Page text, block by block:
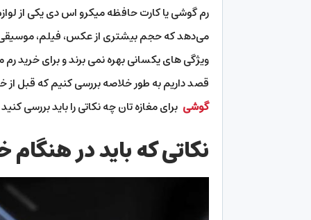
رم گوشی یا کارت حافظه میکرو اس دی یکی از
می‌دهد که حجم بیشتری از عکس، فیلم، موسیقی،
ویژگی های یکسانی بهره نمی برند و برای خرید
قصد داریم به طور خلاصه بررسی کنیم که قبل
گوشی برای مغازه تان چه نکاتی را باید بررسی
نکاتی که باید در